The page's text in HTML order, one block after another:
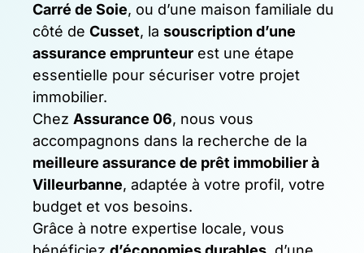
Carré de Soie, ou d’une maison familiale du
côté deCusset, lasouscription d’une
assurance emprunteur est une étape
essentielle pour sécuriser votre projet
immobilier.
Chez Assurance 06, nous vous
accompagnons dans la recherche de la
meilleure assurance de prêt immobilier à
Villeurbanne, adaptée à votre profil, votre
budget et vos besoins.
Grâce à notre expertise locale, vous